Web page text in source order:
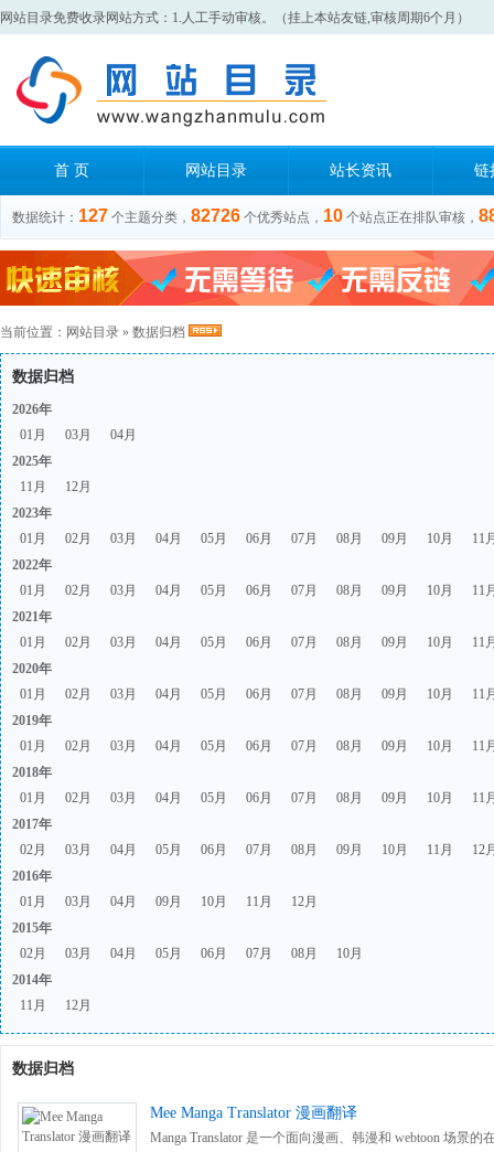
网站目录免费收录网站方式：1.人工手动审核。（挂上本站友链,审核周期6个月）
首 页 网站目录 站长资讯 链
数据统计： 127 个主题分类， 82726 个优秀站点， 10 个站点正在排队审核，
当前位置： 网站目录 » 数据归档
数据归档
2026年
01月
03月
04月
2025年
11月
12月
2023年
01月
02月 03月 04月 05月 06月 07月 08月 09月 10月
11
2022年
01月
02月 03月 04月 05月 06月 07月 08月 09月 10月
11
2021年
01月
02月 03月 04月 05月 06月 07月 08月 09月 10月
11
2020年
01月
02月 03月 04月 05月 06月 07月 08月 09月 10月
11
2019年
01月
02月 03月 04月 05月 06月 07月 08月 09月 10月
11
2018年
01月
02月 03月 04月 05月 06月 07月 08月 09月 10月
11
2017年
02月
03月 04月 05月 06月 07月 08月 09月 10月 11月
12
2016年
01月
03月 04月 09月 10月 11月
12月
2015年
02月
03月 04月 05月 06月 07月 08月
10月
2014年
11月
12月
数据归档
Mee Manga Translator 漫画翻译
Manga Translator 是一个面向漫画、韩漫和 webtoon 场景